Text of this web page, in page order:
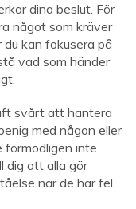
dina beslut. För
något som kräver
kan fokusera på
vad som händer
svårt att hantera
med någon eller
förmodligen inte
dig att alla gör
när de har fel.